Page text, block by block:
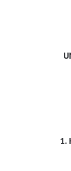
1.